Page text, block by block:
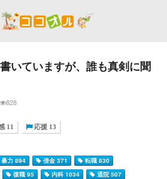
いていますが、誰も真剣に聞
828
11 応援 13
暴力 894 借金 371
転職 830
復職 95 内科 1034
通院 507